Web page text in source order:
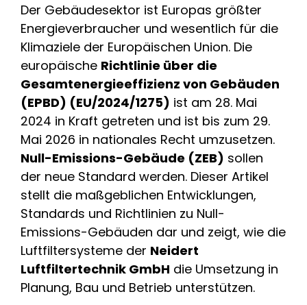
Der Gebäudesektor ist Europas größter
Energieverbraucher und wesentlich für die
Klimaziele der Europäischen Union. Die
europäische Richtlinie über die
Gesamtenergieeffizienz von Gebäuden
(EPBD) (EU/2024/1275) ist am 28. Mai
2024 in Kraft getreten und ist bis zum 29.
Mai 2026 in nationales Recht umzusetzen.
Null-Emissions-Gebäude (ZEB) sollen
der neue Standard werden. Dieser Artikel
stellt die maßgeblichen Entwicklungen,
Standards und Richtlinien zu Null-
Emissions-Gebäuden dar und zeigt, wie die
Luftfiltersysteme der Neidert
Luftfiltertechnik GmbH die Umsetzung in
Planung, Bau und Betrieb unterstützen.